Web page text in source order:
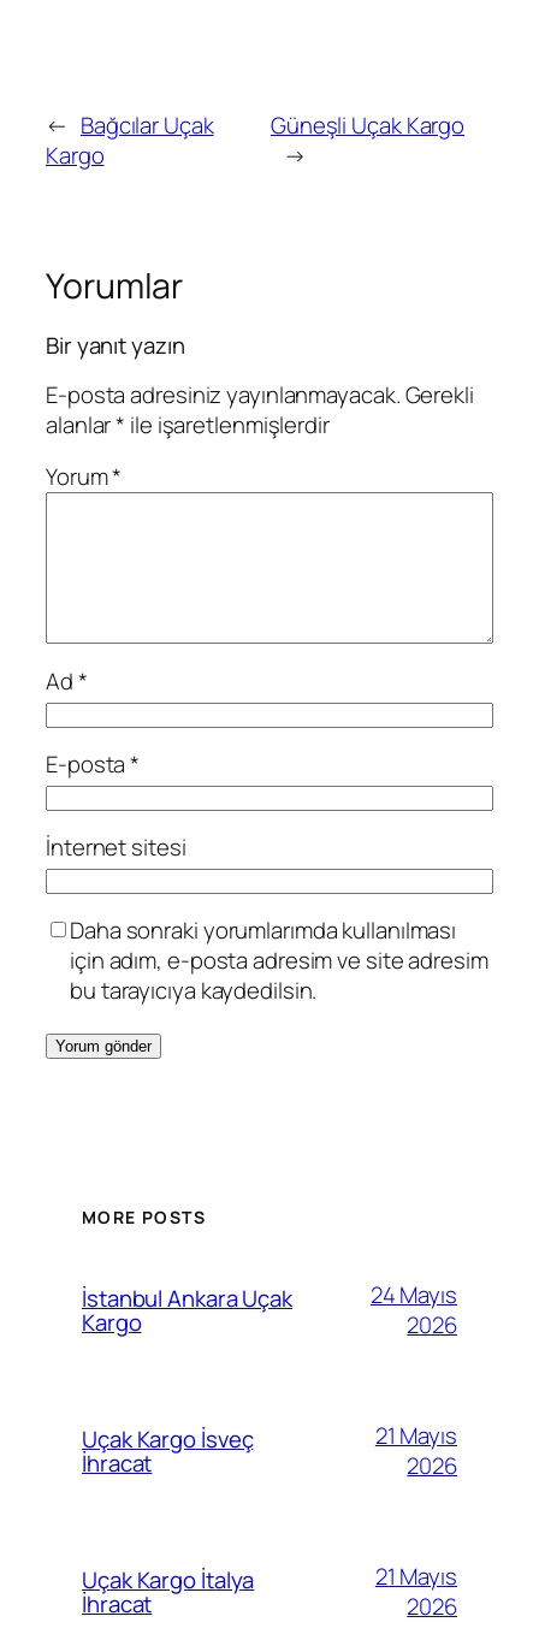
← Bağcılar Uçak
Kargo
Güneşli Uçak Kargo
→
Yorumlar
Bir yanıt yazın
E-posta adresiniz yayınlanmayacak.Gerekli
alanlar* ile işaretlenmişlerdir
Yorum*
Ad*
E-posta*
İnternet sitesi
Daha sonraki yorumlarımda kullanılması
için adım, e-posta adresim ve site adresim
bu tarayıcıya kaydedilsin.
MORE POSTS
İstanbul Ankara Uçak
Kargo
24 Mayıs
2026
Uçak Kargo İsveç
İhracat
21 Mayıs
2026
Uçak Kargo İtalya
İhracat
21 Mayıs
2026